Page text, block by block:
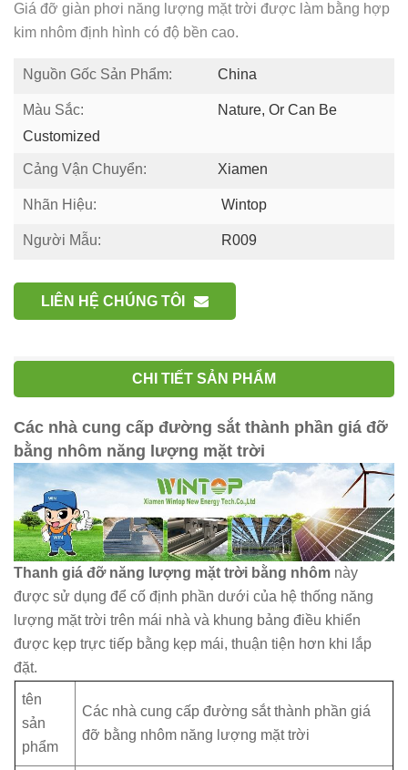
Giá đỡ giàn phơi năng lượng mặt trời được làm bằng hợp
kim nhôm định hình có độ bền cao.
Nguồn Gốc Sản Phẩm: China
Màu Sắc:
Nature, Or Can Be
Customized
Cảng Vận Chuyển: Xiamen
Nhãn Hiệu: Wintop
Người Mẫu: R009
LIÊN HỆ CHÚNG TÔI
CHI TIẾT SẢN PHẨM
Các nhà cung cấp đường sắt thành phần giá đỡ
bằng nhôm năng lượng mặt trời
Thanh giá đỡ năng lượng mặt trời bằng nhôm này
được sử dụng để cố định phần dưới của hệ thống năng
lượng mặt trời trên mái nhà và khung bảng điều khiển
được kẹp trực tiếp bằng kẹp mái, thuận tiện hơn khi lắp
đặt.
tên
sản
phẩm
Các nhà cung cấp đường sắt thành phần giá
đỡ bằng nhôm năng lượng mặt trời